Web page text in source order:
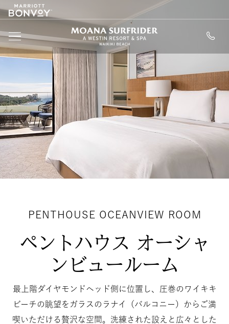
SKIP TO MAIN CONTENT
Moana
Marriott
MENU
PENTHOUSE OCEANVIEW ROOM
ペントハウス オーシャ
ンビュールーム
最上階ダイヤモンドヘッド側に位置し、圧巻のワイキキ
ビーチの眺望をガラスのラナイ（バルコニー）からご満
喫いただける贅沢な空間。洗練された設えと広々とした